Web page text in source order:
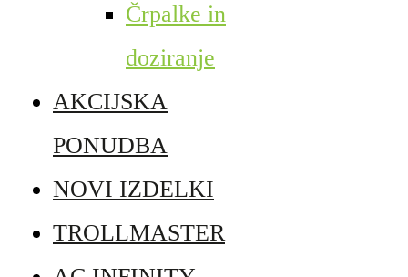
Črpalke in
doziranje
AKCIJSKA
PONUDBA
NOVI IZDELKI
TROLLMASTER